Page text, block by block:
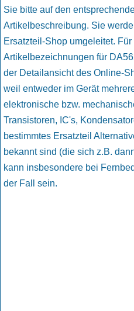
Sie bitte auf den
Artikelbeschreibung. Sie
Ersatzteil-Shop umgeleitet.
Artikelbezeichnungen für
der Detailansicht des Online-
weil entweder im Gerät
elektronische bzw.
Transistoren, IC's,
bestimmtes Ersatzteil
bekannt sind (die sich z.B.
kann insbesondere bei
der Fall sein.